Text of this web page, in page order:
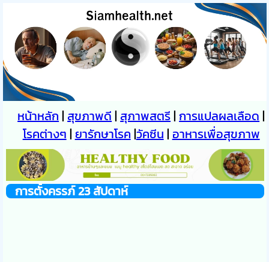
หน้าหลัก | สุขภาพดี | สุภาพสตรี|การแปลผลเลือด |
โรคต่างๆ | ยารักษาโรค |วัคซีน | อาหารเพื่อสุขภาพ
การตั้งครรภ์ 23 สัปดาห์